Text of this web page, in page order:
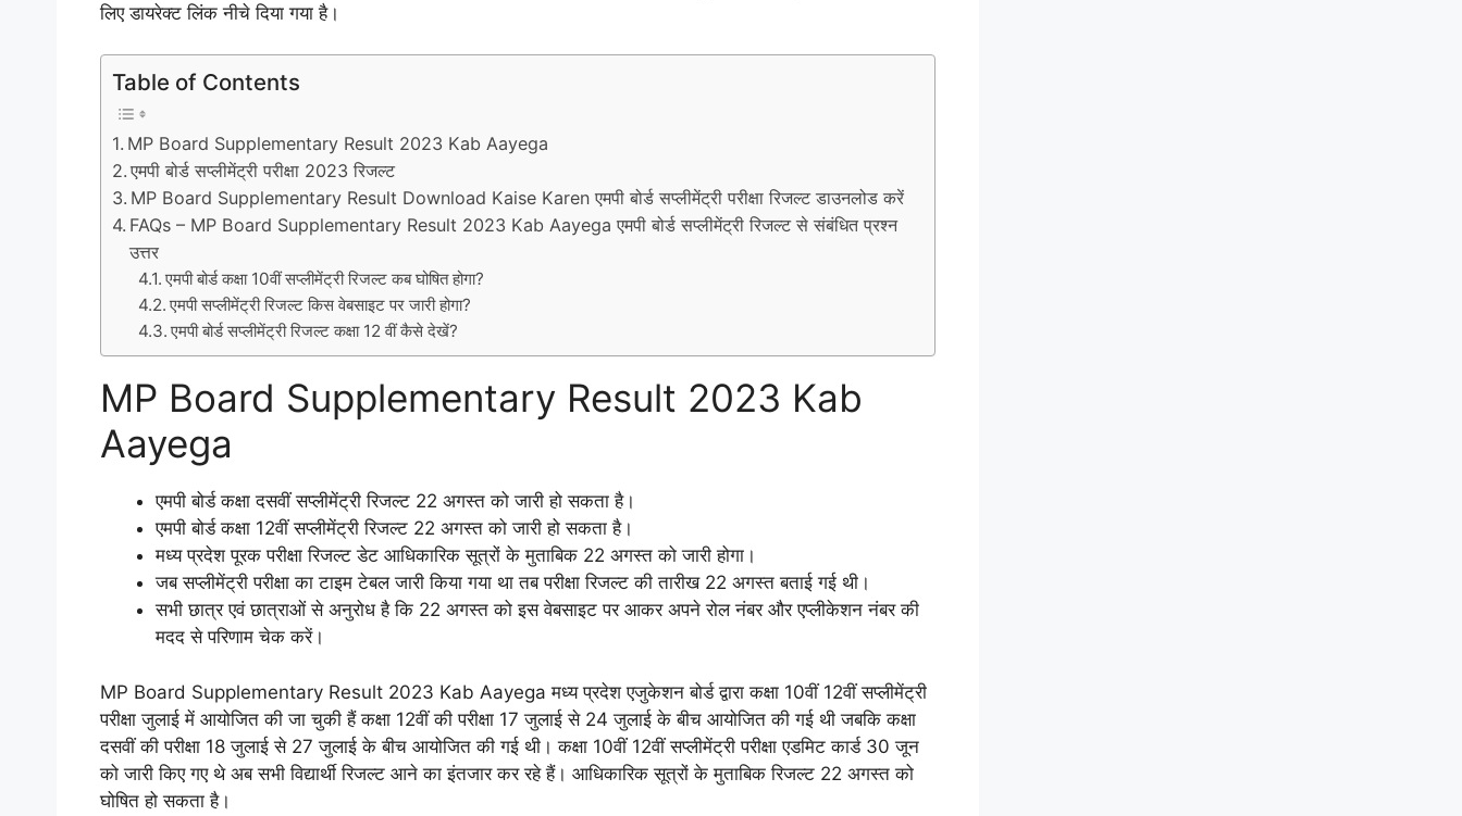
लिए डायरेक्ट लिंक नीचे दिया गया है।
Table of Contents
MP Board Supplementary Result 2023 Kab Aayega
एमपी बोर्ड सप्लीमेंट्री परीक्षा 2023 रिजल्ट
MP Board Supplementary Result Download Kaise Karen एमपी बोर्ड सप्लीमेंट्री परीक्षा रिजल्ट डाउनलोड करें
FAQs – MP Board Supplementary Result 2023 Kab Aayega एमपी बोर्ड सप्लीमेंट्री रिजल्ट से संबंधित प्रश्न
उत्तर
एमपी बोर्ड कक्षा 10वीं सप्लीमेंट्री रिजल्ट कब घोषित होगा?
एमपी सप्लीमेंट्री रिजल्ट किस वेबसाइट पर जारी होगा?
एमपी बोर्ड सप्लीमेंट्री रिजल्ट कक्षा 12 वीं कैसे देखें?
MP Board Supplementary Result 2023 Kab
Aayega
एमपी बोर्ड कक्षा दसवीं सप्लीमेंट्री रिजल्ट 22 अगस्त को जारी हो सकता है।
एमपी बोर्ड कक्षा 12वीं सप्लीमेंट्री रिजल्ट 22 अगस्त को जारी हो सकता है।
मध्य प्रदेश पूरक परीक्षा रिजल्ट डेट आधिकारिक सूत्रों के मुताबिक 22 अगस्त को जारी होगा।
जब सप्लीमेंट्री परीक्षा का टाइम टेबल जारी किया गया था तब परीक्षा रिजल्ट की तारीख 22 अगस्त बताई गई थी।
सभी छात्र एवं छात्राओं से अनुरोध है कि 22 अगस्त को इस वेबसाइट पर आकर अपने रोल नंबर और एप्लीकेशन नंबर की
मदद से परिणाम चेक करें।
MP Board Supplementary Result 2023 Kab Aayega मध्य प्रदेश एजुकेशन बोर्ड द्वारा कक्षा 10वीं 12वीं सप्लीमेंट्री
परीक्षा जुलाई में आयोजित की जा चुकी हैं कक्षा 12वीं की परीक्षा 17 जुलाई से 24 जुलाई के बीच आयोजित की गई थी जबकि कक्षा
दसवीं की परीक्षा 18 जुलाई से 27 जुलाई के बीच आयोजित की गई थी। कक्षा 10वीं 12वीं सप्लीमेंट्री परीक्षा एडमिट कार्ड 30 जून
को जारी किए गए थे अब सभी विद्यार्थी रिजल्ट आने का इंतजार कर रहे हैं। आधिकारिक सूत्रों के मुताबिक रिजल्ट 22 अगस्त को
घोषित हो सकता है।